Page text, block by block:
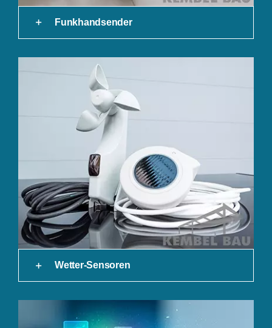
Funkhandsender
Wetter-Sensoren